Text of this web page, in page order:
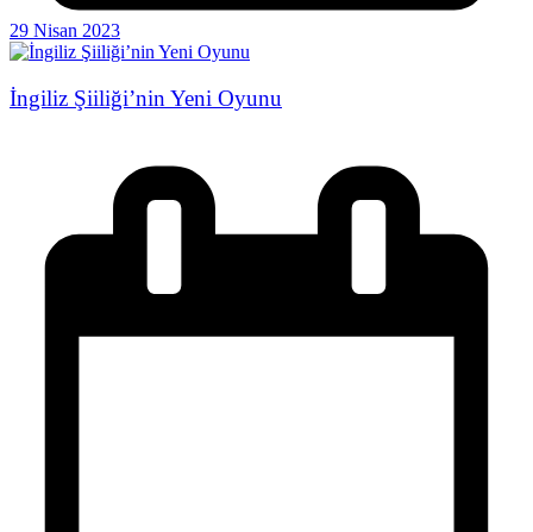
29 Nisan 2023
İngiliz Şiiliği’nin Yeni Oyunu